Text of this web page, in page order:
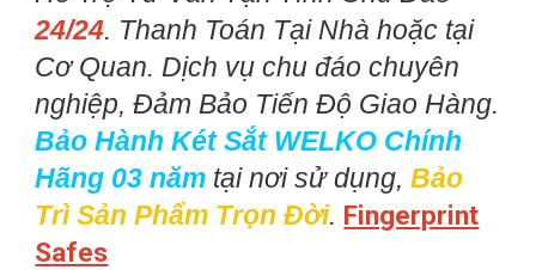
24/24. Thanh Toán Tại Nhà hoặc tại
Cơ Quan. Dịch vụ chu đáo chuyên
nghiệp, Đảm Bảo Tiến Độ Giao Hàng.
Bảo Hành Két Sắt WELKO Chính
Hãng 03 năm tại nơi sử dụng,Bảo
Trì Sản Phẩm Trọn Đời. Fingerprint
Safes